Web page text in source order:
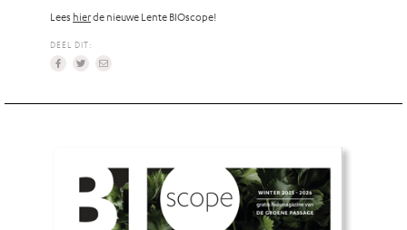
Leeshierde nieuwe Lente BIOscope!
DEEL DIT: